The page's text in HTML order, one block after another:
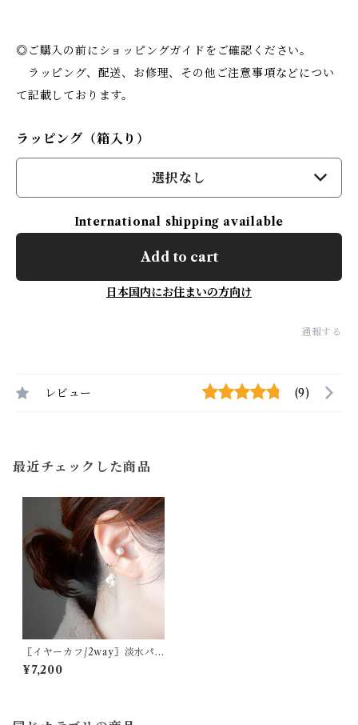
◎ご購入の前にショッピングガイドをご確認ください。
ラッピング、配送、お修理、その他ご注意事項などについ
て記載しております。
ラッピング（箱入り）
選択なし
International shipping available
Add to cart
日本国内にお住まいの方向け
通報する
レビュー (9)
最近チェックした商品
〖イヤーカフ/2way〗淡水パ
ール14kgf チャーム付き【183
6】
¥7,200